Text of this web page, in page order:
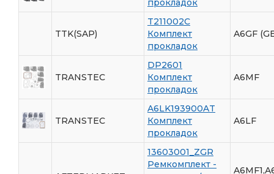
прокладок
TTK(SAP)
T211002C
Комплект
прокладок
A6GF
TRANSTEC
DP2601
Комплект
прокладок
A6MF
TRANSTEC
A6LK193900AT
Комплект
прокладок
A6LF
13603001_ZGR
Ремкомплект -